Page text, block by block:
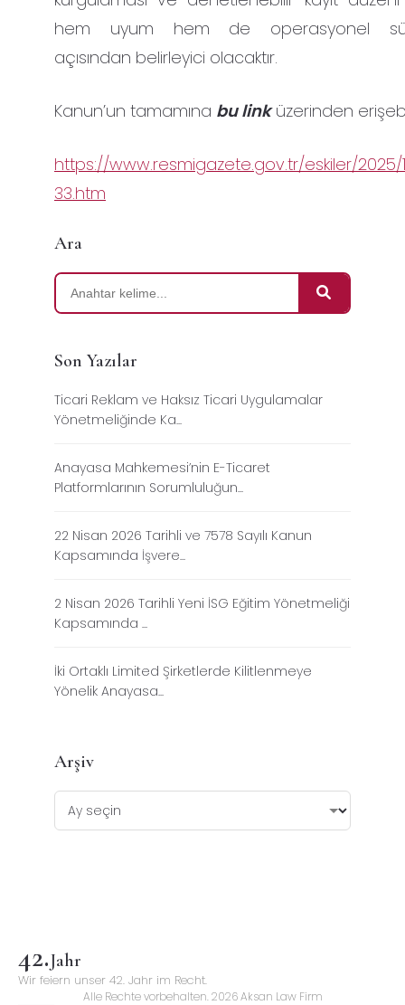
hem uyum hem de operasyonel
açısından belirleyici olacaktır.
Kanun’un tamamına bu linküzerinden
https://www.resmigazete.gov.tr/eskiler/2025/
33.htm
Ara
Son Yazılar
Ticari Reklam ve Haksız Ticari Uygulamalar
Yönetmeliğinde Ka...
Anayasa Mahkemesi’nin E-Ticaret
Platformlarının Sorumluluğun...
22 Nisan 2026 Tarihli ve 7578 Sayılı Kanun
Kapsamında İşvere...
2 Nisan 2026 Tarihli Yeni İSG Eğitim Yönetmeliği
Kapsamında ...
İki Ortaklı Limited Şirketlerde Kilitlenmeye
Yönelik Anayasa...
Arşiv
42.Jahr
Wir feiern unser 42. Jahr im Recht.
Alle Rechte vorbehalten. 2026 Aksan Law Firm